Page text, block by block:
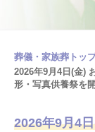
葬儀・家族葬トッ
2026年9月4日(金)
形・写真供養祭を
2026年9月4